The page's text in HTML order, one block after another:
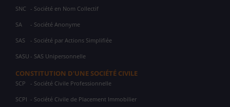
SNC - Société en Nom Collectif
SA - Société Anonyme
SAS - Société par Actions Simplifiée
SASU - SAS Unipersonnelle
CONSTITUTION D'UNE SOCIÉTÉ CIVILE
SCP - Société Civile Professionnelle
SCPI - Société Civile de Placement Immobilier